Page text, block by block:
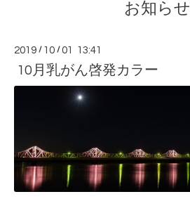
お知らせ
2019 / 10 /01 13:41
10月乳がん啓発カラー